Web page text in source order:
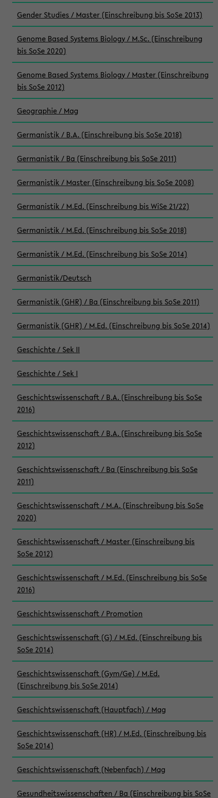
Gender Studies / Master (Einschreibung bis SoSe 2013)
Genome Based Systems Biology / M.Sc. (Einschreibung
bis SoSe 2020)
Genome Based Systems Biology / Master (Einschreibung
bis SoSe 2012)
Geographie / Mag
Germanistik / B.A. (Einschreibung bis SoSe 2018)
Germanistik / Ba (Einschreibung bis SoSe 2011)
Germanistik / Master (Einschreibung bis SoSe 2008)
Germanistik / M.Ed. (Einschreibung bis WiSe 21/22)
Germanistik / M.Ed. (Einschreibung bis SoSe 2018)
Germanistik / M.Ed. (Einschreibung bis SoSe 2014)
Germanistik/Deutsch
Germanistik (GHR) / Ba (Einschreibung bis SoSe 2011)
Germanistik (GHR) / M.Ed. (Einschreibung bis SoSe 2014)
Geschichte / Sek II
Geschichte / Sek I
Geschichtswissenschaft / B.A. (Einschreibung bis SoSe
2016)
Geschichtswissenschaft / B.A. (Einschreibung bis SoSe
2012)
Geschichtswissenschaft / Ba (Einschreibung bis SoSe
2011)
Geschichtswissenschaft / M.A. (Einschreibung bis SoSe
2020)
Geschichtswissenschaft / Master (Einschreibung bis
SoSe 2012)
Geschichtswissenschaft / M.Ed. (Einschreibung bis SoSe
2016)
Geschichtswissenschaft / Promotion
Geschichtswissenschaft (G) / M.Ed. (Einschreibung bis
SoSe 2014)
Geschichtswissenschaft (Gym/Ge) / M.Ed.
(Einschreibung bis SoSe 2014)
Geschichtswissenschaft (Hauptfach) / Mag
Geschichtswissenschaft (HR) / M.Ed. (Einschreibung bis
SoSe 2014)
Geschichtswissenschaft (Nebenfach) / Mag
Gesundheitswissenschaften / Ba (Einschreibung bis SoSe